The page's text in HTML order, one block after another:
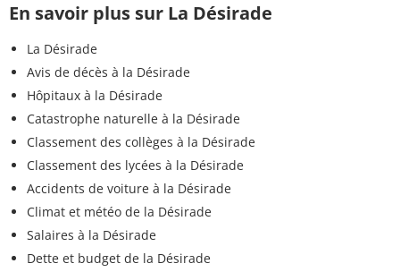
En savoir plus sur La Désirade
La Désirade
Avis de décès à la Désirade
Hôpitaux à la Désirade
Catastrophe naturelle à la Désirade
Classement des collèges à la Désirade
Classement des lycées à la Désirade
Accidents de voiture à la Désirade
Climat et météo de la Désirade
Salaires à la Désirade
Dette et budget de la Désirade